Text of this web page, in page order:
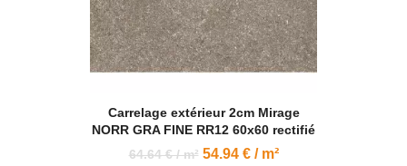
Carrelage extérieur 2cm Mirage
NORR GRA FINE RR12 60x60 rectifié
64.64 € / m² 54.94 € / m²